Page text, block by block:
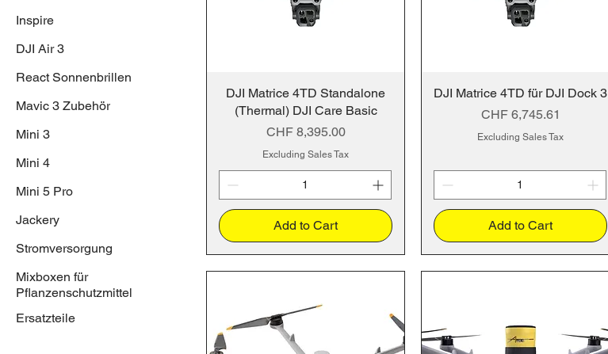
Inspire
DJI Air 3
React Sonnenbrillen
Mavic 3 Zubehör
Mini 3
Mini 4
Mini 5 Pro
Jackery
Stromversorgung
Mixboxen für
Pflanzenschutzmittel
Ersatzteile
DJI Matrice 4TD Standalone
(Thermal) DJI Care Basic
Price
CHF 8,395.00
Excluding Sales Tax
Add to Cart
DJI Matrice 4TD für DJI Dock 3
Price
CHF 6,745.61
Excluding Sales Tax
Add to Cart